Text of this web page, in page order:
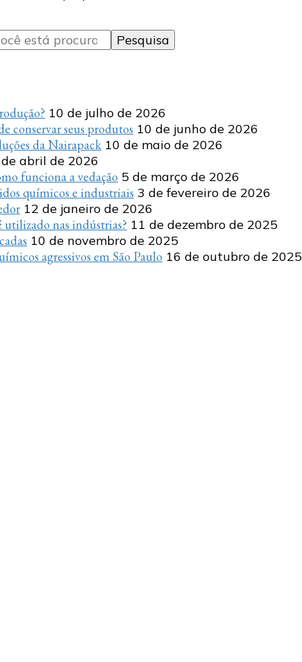
10 de julho de 2026
conservar seus produtos 10 de junho de 2026
da Nairapack 10 de maio de 2026
abril de 2026
funciona a vedação 5 de março de 2026
químicos e industriais 3 de fevereiro de 2026
12 de janeiro de 2026
nas indústrias? 11 de dezembro de 2025
10 de novembro de 2025
agressivos em São Paulo 16 de outubro de 2025